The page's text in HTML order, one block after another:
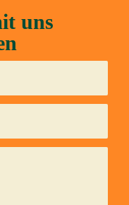
uns